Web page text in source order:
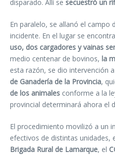
disparado. Allí se secuestró un
En paralelo, se allanó el campo
incidente. En el lugar se
uso, dos cargadores y vainas
medio centenar de bovinos, la
esta razón, se dio intervención
de Ganadería de la Provincia,
de los animales conforme a la
provincial determinará ahora el
El procedimiento movilizó a un
efectivos de distintas unidades,
Brigada Rural de Lamarque, el